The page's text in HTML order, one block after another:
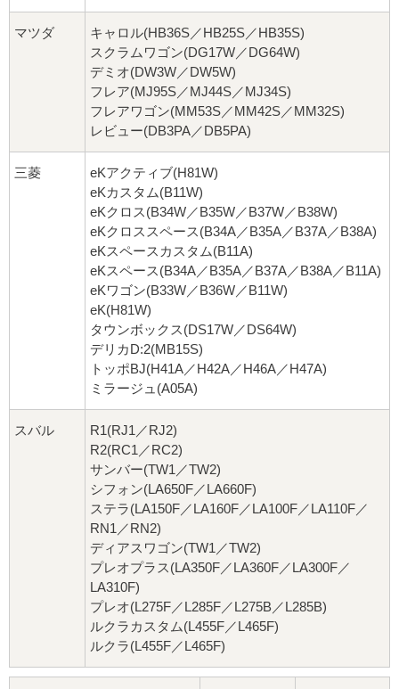
マツダ
キャロル(HB36S／HB25S／HB35S)
スクラムワゴン(DG17W／DG64W)
デミオ(DW3W／DW5W)
フレア(MJ95S／MJ44S／MJ34S)
フレアワゴン(MM53S／MM42S／MM32S)
レビュー(DB3PA／DB5PA)
三菱
eKアクティブ(H81W)
eKカスタム(B11W)
eKクロス(B34W／B35W／B37W／B38W)
eKクロススペース(B34A／B35A／B37A／B38A)
eKスペースカスタム(B11A)
eKスペース(B34A／B35A／B37A／B38A／B11A)
eKワゴン(B33W／B36W／B11W)
eK(H81W)
タウンボックス(DS17W／DS64W)
デリカD:2(MB15S)
トッポBJ(H41A／H42A／H46A／H47A)
ミラージュ(A05A)
スバル
R1(RJ1／RJ2)
R2(RC1／RC2)
サンバー(TW1／TW2)
シフォン(LA650F／LA660F)
ステラ(LA150F／LA160F／LA100F／LA110F／
RN1／RN2)
ディアスワゴン(TW1／TW2)
プレオプラス(LA350F／LA360F／LA300F／
LA310F)
プレオ(L275F／L285F／L275B／L285B)
ルクラカスタム(L455F／L465F)
ルクラ(L455F／L465F)